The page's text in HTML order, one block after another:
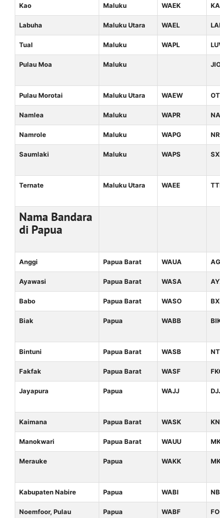
Kao Maluku WAEK
Labuha Maluku Utara WAEL
Tual Maluku WAPL
Pulau Moa Maluku
Pulau Morotai Maluku Utara WAEW
Namlea Maluku WAPR
Namrole Maluku WAPG
Saumlaki Maluku WAPS
Ternate Maluku Utara WAEE
Nama Bandara
di Papua
Anggi Papua Barat WAUA
Ayawasi Papua Barat WASA
Babo Papua Barat WASO
Biak Papua WABB
Bintuni Papua Barat WASB
Fakfak Papua Barat WASF
Jayapura Papua WAJJ
Kaimana Papua Barat WASK
Manokwari Papua Barat WAUU
Merauke Papua WAKK
Kabupaten Nabire Papua WABI
Noemfoor, Pulau
Papua WABF